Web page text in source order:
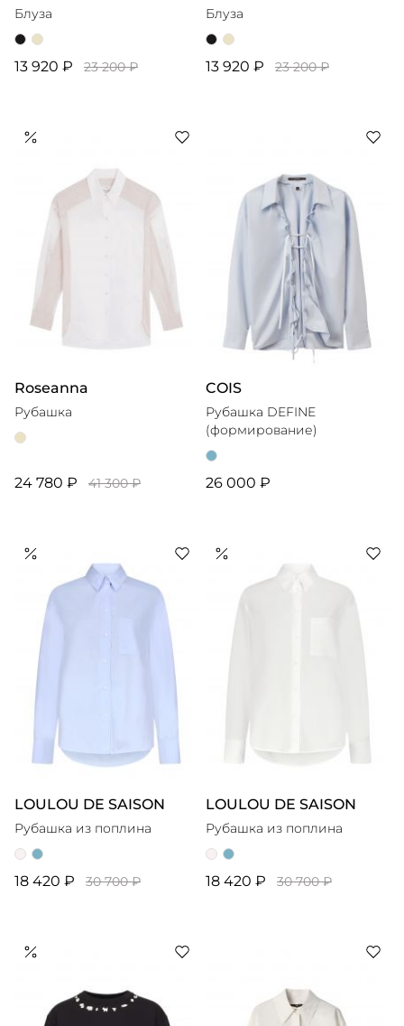
Блуза
13 920 ₽ 23 200 ₽
Блуза
13 920 ₽ 23 200 ₽
Roseanna
Рубашка
24 780 ₽ 41 300 ₽
COIS
Рубашка DEFINE
(формирование)
26 000 ₽
LOULOU DE SAISON
Рубашка из поплина
18 420 ₽ 30 700 ₽
LOULOU DE SAISON
Рубашка из поплина
18 420 ₽ 30 700 ₽